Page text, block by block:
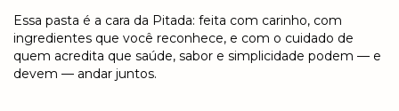
Essa pasta é a cara da Pitada: feita com carinho, com
ingredientes que você reconhece, e com o cuidado de
quem acredita que saúde, sabor e simplicidade podem — e
devem — andar juntos.